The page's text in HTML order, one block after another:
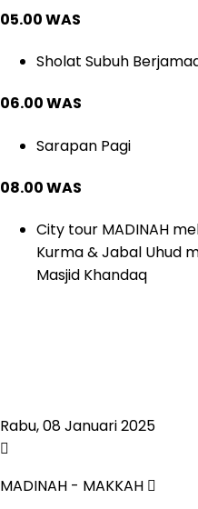
05.00 WAS
Sholat Subuh
06.00 WAS
Sarapan Pagi
08.00 WAS
City tour MADINAH
Kurma & Jabal Uhud
Masjid Khandaq
Rabu, 08 Januari 2025
MADINAH - MAKKAH